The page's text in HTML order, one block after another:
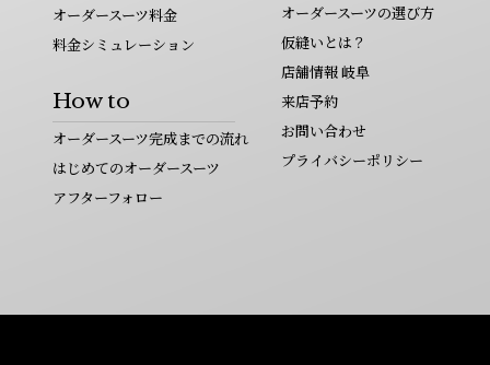
オーダースーツ料金
料金シミュレーション
How to
オーダースーツ完成までの流れ
はじめてのオーダースーツ
アフターフォロー
オーダースーツの選び方
仮縫いとは？
店舗情報 岐阜
来店予約
お問い合わせ
プライバシーポリシー